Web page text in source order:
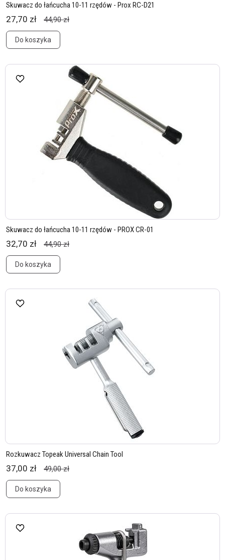
Skuwacz do łańcucha 10-11 rzędów - Prox RC-D21
27,70 zł 44,90 zł
Do koszyka
Skuwacz do łańcucha 10-11 rzędów - PROX CR-01
32,70 zł 44,90 zł
Do koszyka
Rozkuwacz Topeak Universal Chain Tool
37,00 zł 49,00 zł
Do koszyka